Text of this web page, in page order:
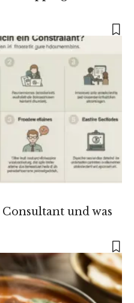
und was